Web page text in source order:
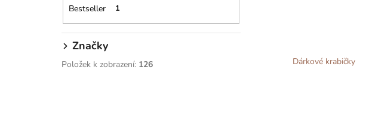
Bestseller 1
Značky
Položek k zobrazení: 126 Dárkové krabičky